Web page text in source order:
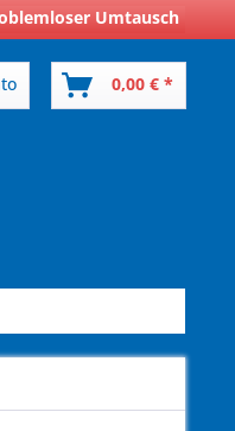
Umtausch
0,00 € *